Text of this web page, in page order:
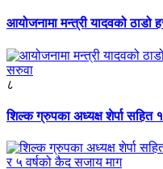
आयोजनामा मन्त्री यादवको ठाडो
८
शिल्क ग्रुपका अध्यक्ष शेर्पा सहित